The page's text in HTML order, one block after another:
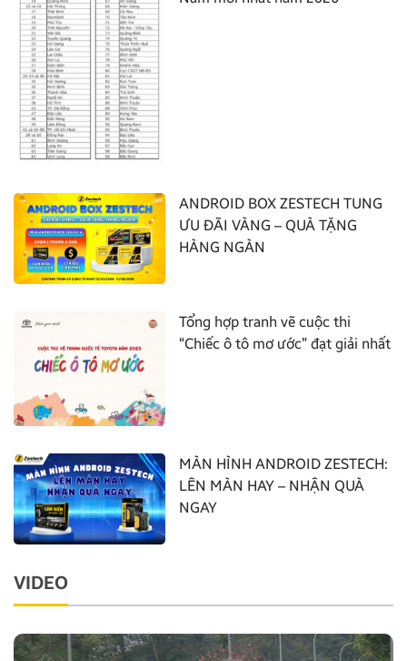
ANDROID BOX ZESTECH TUNG
ƯU ĐÃI VÀNG – QUÀ TẶNG
HÀNG NGÀN
Tổng hợp tranh vẽ cuộc thi
“Chiếc ô tô mơ ước” đạt giải nhất
MÀN HÌNH ANDROID ZESTECH:
LÊN MÀN HAY – NHẬN QUÀ
NGAY
VIDEO